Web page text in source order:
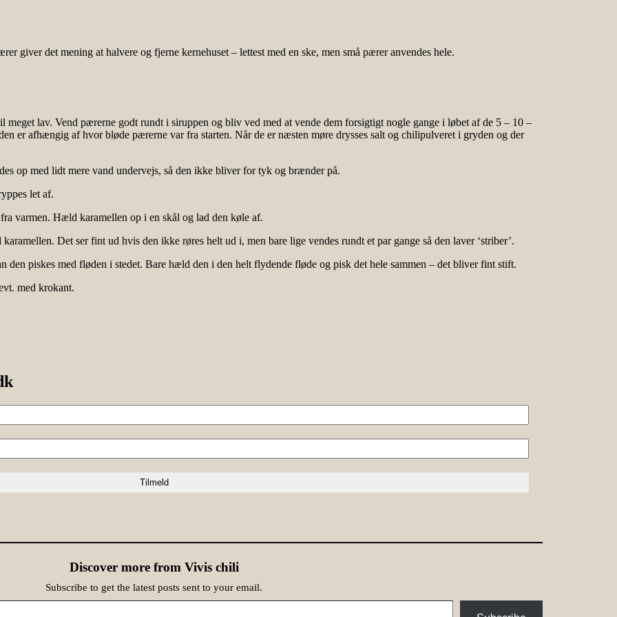
giver det mening at halvere og fjerne kernehuset – lettest med en ske, men små pærer anvendes hele.
lav. Vend pærerne godt rundt i siruppen og bliv ved med at vende dem forsigtigt nogle gange i løbet af de 5 – 10 –
er afhængig af hvor bløde pærerne var fra starten. Når de er næsten møre drysses salt og chilipulveret i gryden og der
op med lidt mere vand undervejs, så den ikke bliver for tyk og brænder på.
let af.
varmen. Hæld karamellen op i en skål og lad den køle af.
Det ser fint ud hvis den ikke røres helt ud i, men bare lige vendes rundt et par gange så den laver ‘striber’.
den piskes med fløden i stedet. Bare hæld den i den helt flydende fløde og pisk det hele sammen – det bliver fint stift.
med krokant.
Discover more from Vivis chili
Subscribe to get the latest posts sent to your email.